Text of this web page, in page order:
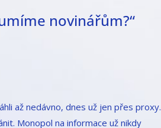
novinářům?“
až nedávno, dnes už jen přes proxy.
Monopol na informace už nikdy